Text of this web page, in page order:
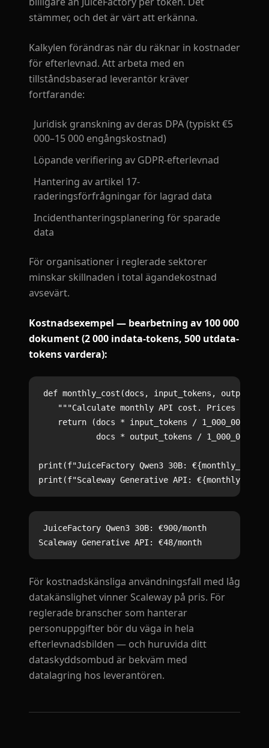
stämmer, och det är värt att erkänna.
Kalkylen förändras när du räknar in kostnader
för efterlevnad. Att arbeta med en
tillståndsbaserad leverantör kräver
fortfarande:
Juridisk granskning av deras DPA (typiskt €5
000–15 000 engångskostnad)
Löpande verifiering av GDPR-efterlevnad
Hantering av artikel 17-
raderingsförfrågningar för lagrad data
Incidenthanteringsplanering för sparade
data
För organisationer i reglerade sektorer
minskar skillnaden i total ägandekostnad
avsevärt.
Kostnadsexempel — bearbetning av 100 000
dokument (2 000 indata-tokens, 500 utdata-
tokens vardera):
def monthly_cost(docs, input_tokens,
"""Calculate monthly API cost. Prices are
return (docs * input_tokens / 1_000_000 *
docs * output_tokens / 1_000_000 *
print(f"JuiceFactory Qwen3 30B:
JuiceFactory Qwen3 30B: €900/month
För kostnadskänsliga användningsfall med låg
datakänslighet vinner Scaleway på pris. För
reglerade branscher som hanterar
personuppgifter bör du väga in hela
efterlevnadsbilden — och huruvida ditt
dataskyddsombud är bekväm med
datalagring hos leverantören.